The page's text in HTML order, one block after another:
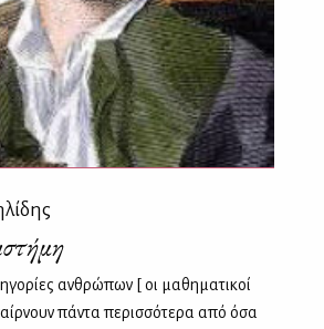
ανθρώπων [ οι μαθηματικοί
πάντα περισσότερα από όσα